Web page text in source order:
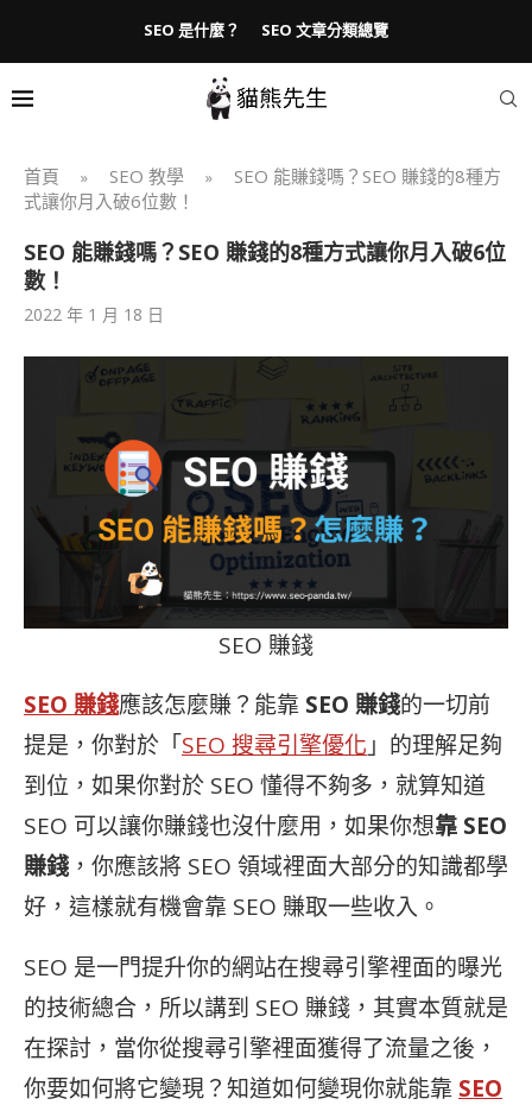
SEO 是什麼？ SEO 文章分類總覽
首頁 » SEO 教學 »
SEO 能賺錢嗎？SEO 賺錢的8種方
式讓你月入破6位數！
SEO 能賺錢嗎？SEO 賺錢的8種方式讓你月入破6位
數！
2022 年 1 月 18 日
SEO 賺錢
SEO 賺錢應該怎麼賺？能靠 SEO 賺錢的一切前
提是，你對於「SEO 搜尋引擎優化 」的理解足夠
到位，如果你對於 SEO 懂得不夠多，就算知道
SEO 可以讓你賺錢也沒什麼用，如果你想靠 SEO
賺錢 ，你應該將 SEO 領域裡面大部分的知識都學
好，這樣就有機會靠 SEO 賺取一些收入。
SEO 是一門提升你的網站在搜尋引擎裡面的曝光
的技術總合，所以講到 SEO 賺錢，其實本質就是
在探討，當你從搜尋引擎裡面獲得了流量之後，
你要如何將它變現？知道如何變現你就能靠 SEO